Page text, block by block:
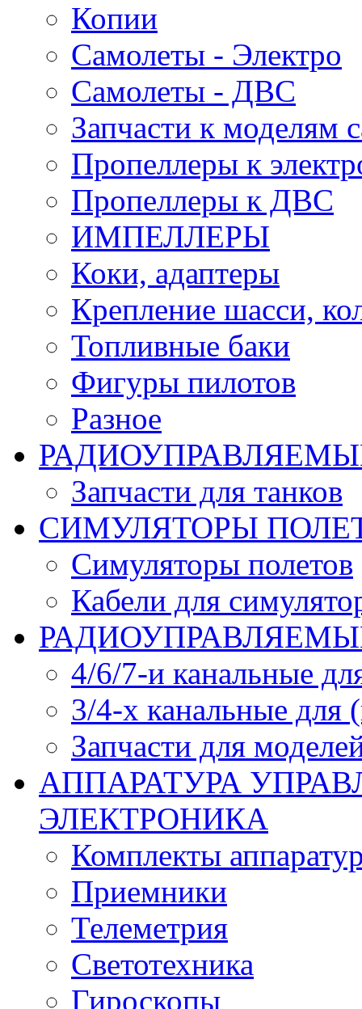
Копии
Самолеты - Электро
Самолеты - ДВС
Запчасти к моделям
Пропеллеры к
Пропеллеры к ДВС
ИМПЕЛЛЕРЫ
Коки, адаптеры
Крепление шасси,
Топливные баки
Фигуры пилотов
Разное
Запчасти для танков
СИМУЛЯТОРЫ
Симуляторы полетов
Кабели для
4/6/7-и канальные
3/4-х канальные
Запчасти для
АППАРАТУРА
ЭЛЕКТРОНИКА
Комплекты
Приемники
Телеметрия
Светотехника
Гироскопы